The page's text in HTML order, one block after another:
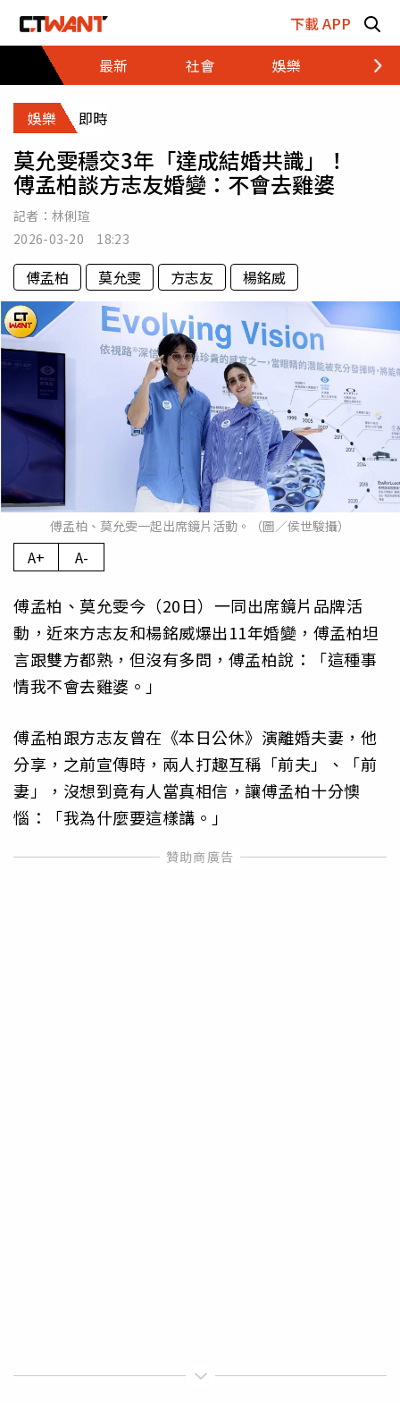
下載 APP
最新
社會 娛樂 財經
娛樂 即時
莫允雯穩交3年「達成結婚共識」！
傅孟柏談方志友婚變：不會去雞婆
記者： 林俐瑄
2026-03-20 18:23
傅孟柏 莫允雯 方志友 楊銘威
傅孟柏、莫允雯一起出席鏡片活動。（圖／侯世駿攝）
A+ A-
傅孟柏、莫允雯今（20日）一同出席鏡片品牌活
動，近來方志友和楊銘威爆出11年婚變，傅孟柏坦
言跟雙方都熟，但沒有多問，傅孟柏說：「這種事
情我不會去雞婆。」
傅孟柏跟方志友曾在《本日公休》演離婚夫妻，他
分享，之前宣傳時，兩人打趣互稱「前夫」、「前
妻」，沒想到竟有人當真相信，讓傅孟柏十分懊
惱：「我為什麼要這樣講。」